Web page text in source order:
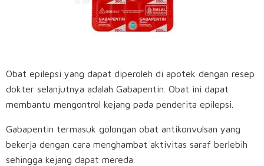
Obat epilepsi yang dapat diperoleh di apotek dengan resep
dokter selanjutnya adalah Gabapentin. Obat ini dapat
membantu mengontrol kejang pada penderita epilepsi.
Gabapentin termasuk golongan obat antikonvulsan yang
bekerja dengan cara menghambat aktivitas saraf berlebih
sehingga kejang dapat mereda.